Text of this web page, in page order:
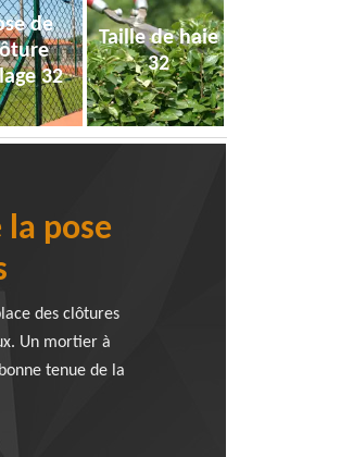
de
32
Taille de haie
32
pose
des clôtures
Un mortier à
tenue de la